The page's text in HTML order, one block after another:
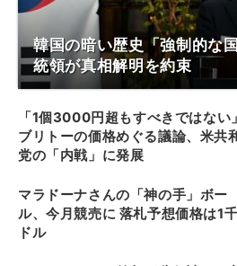
韓国の暗い歴史「強制的な
統領が真相解明を約束
「1個3000円超もすべきではない」
ブリトーの価格めぐる議論、米共
党の「内戦」に発展
マラドーナさんの「神の手」ボー
ル、今月競売に 落札予想価格は1
ドル